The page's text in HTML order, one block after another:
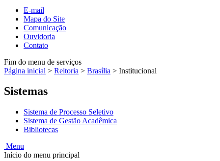
E-mail
Mapa do Site
Comunicação
Ouvidoria
Contato
Fim do menu de serviços
Página inicial > Reitoria > Brasília > Institucional
Sistemas
Sistema de Processo Seletivo
Sistema de Gestão Acadêmica
Bibliotecas
Menu
Início do menu principal